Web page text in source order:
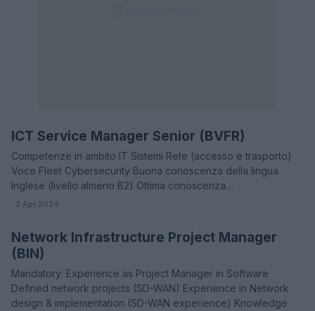
OFFERTE DI LAVORO
ICT Service Manager Senior (BVFR)
Competenze in ambito IT Sistemi Rete (accesso e trasporto)
Voce Fleet Cybersecurity Buona conoscenza della lingua
Inglese (livello almeno B2) Ottima conoscenza…
· 2 Apr 2024
OFFERTE DI LAVORO
Network Infrastructure Project Manager
(BIN)
Mandatory: Experience as Project Manager in Software
Defined network projects (SD-WAN) Experience in Network
design & implementation (SD-WAN experience) Knowledge